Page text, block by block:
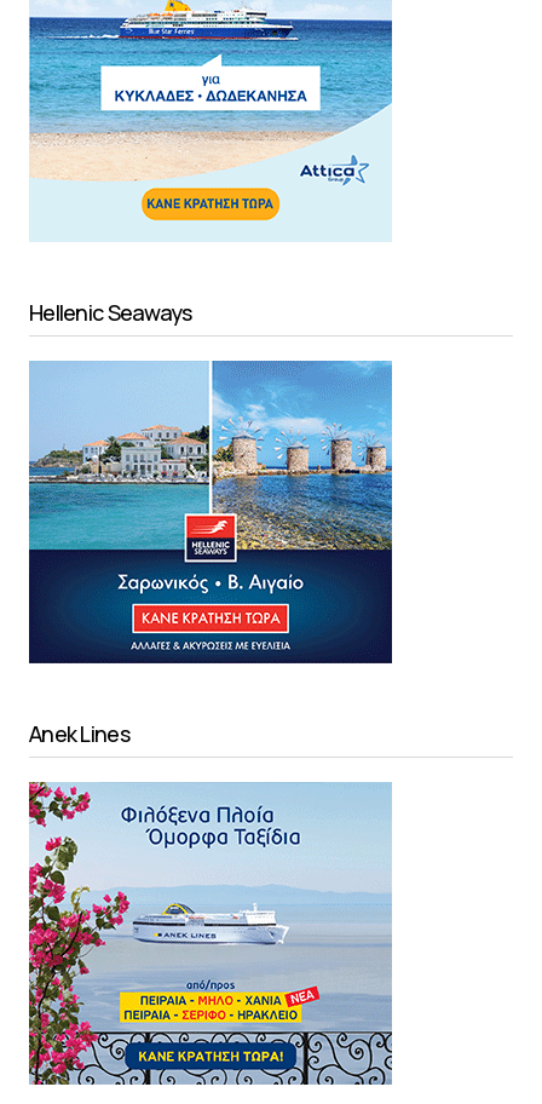
Hellenic Seaways
Anek Lines